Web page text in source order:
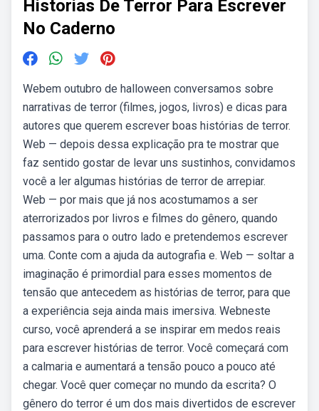
Historias De Terror Para Escrever
No Caderno
Webem outubro de halloween conversamos sobre
narrativas de terror (filmes, jogos, livros) e dicas para
autores que querem escrever boas histórias de terror.
Web — depois dessa explicação pra te mostrar que
faz sentido gostar de levar uns sustinhos, convidamos
você a ler algumas histórias de terror de arrepiar.
Web — por mais que já nos acostumamos a ser
aterrorizados por livros e filmes do gênero, quando
passamos para o outro lado e pretendemos escrever
uma. Conte com a ajuda da autografia e. Web — soltar a
imaginação é primordial para esses momentos de
tensão que antecedem as histórias de terror, para que
a experiência seja ainda mais imersiva. Webneste
curso, você aprenderá a se inspirar em medos reais
para escrever histórias de terror. Você começará com
a calmaria e aumentará a tensão pouco a pouco até
chegar. Você quer começar no mundo da escrita? O
gênero do terror é um dos mais divertidos de escrever